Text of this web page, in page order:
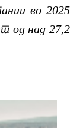
во 2025
од над 27,2